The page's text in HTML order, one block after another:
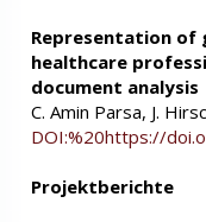
Representation of
healthcare
document analysis
C. Amin Parsa, J.
DOI:%20https://
Projektberichte